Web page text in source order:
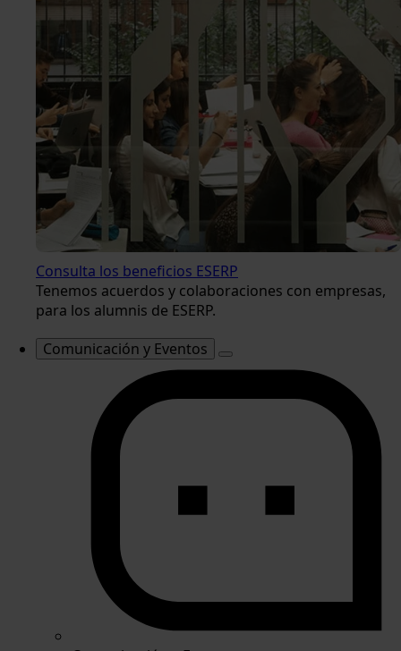
Consulta los beneficios ESERP
Tenemos acuerdos y colaboraciones con empresas,
para los alumnis de ESERP.
Comunicación y Eventos